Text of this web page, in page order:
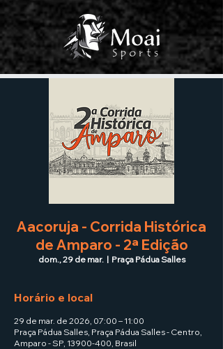
Aacoruja - Corrida Histórica
de Amparo - 2ª Edição
dom., 29 de mar.
  |
Praça Pádua Salles
Horário e local
29 de mar. de 2026, 07:00 – 11:00
Praça Pádua Salles, Praça Pádua Salles - Centro,
Amparo - SP, 13900-400, Brasil